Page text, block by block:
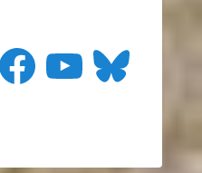
Facebook Bluesky